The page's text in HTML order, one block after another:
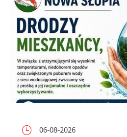
06-08-2026